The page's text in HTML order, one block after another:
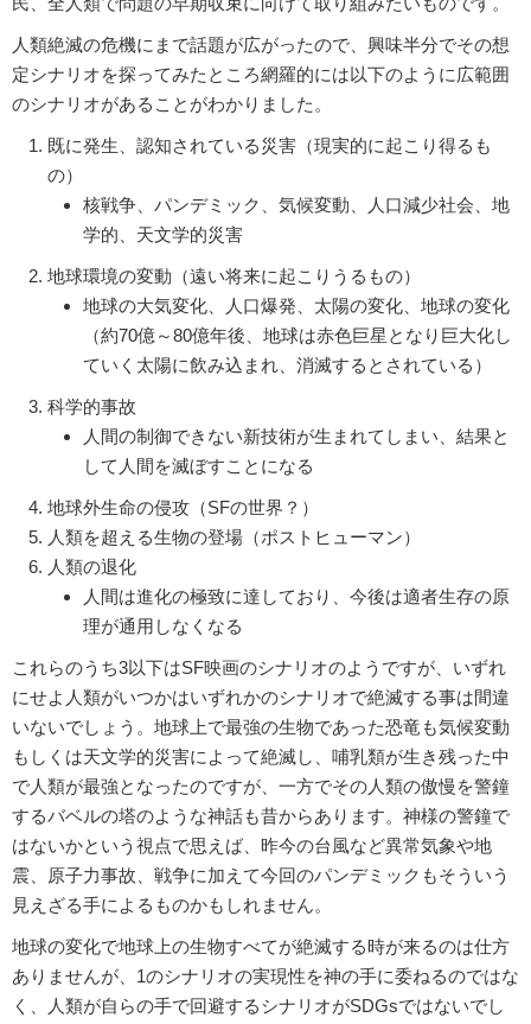
人類絶滅の危機にまで話題が広がったので、興味半分でその想
定シナリオを探ってみたところ網羅的には以下のように広範囲
のシナリオがあることがわかりました。
既に発生、認知されている災害（現実的に起こり得るも
の）
核戦争、パンデミック、気候変動、人口減少社会、地
学的、天文学的災害
地球環境の変動（遠い将来に起こりうるもの）
地球の大気変化、人口爆発、太陽の変化、地球の変化
（約70億～80億年後、地球は赤色巨星となり巨大化し
ていく太陽に飲み込まれ、消滅するとされている）
科学的事故
人間の制御できない新技術が生まれてしまい、結果と
して人間を滅ぼすことになる
地球外生命の侵攻（SFの世界？）
人類を超える生物の登場（ポストヒューマン）
人類の退化
人間は進化の極致に達しており、今後は適者生存の原
理が通用しなくなる
これらのうち3以下はSF映画のシナリオのようですが、いずれ
にせよ人類がいつかはいずれかのシナリオで絶滅する事は間違
いないでしょう。地球上で最強の生物であった恐竜も気候変動
もしくは天文学的災害によって絶滅し、哺乳類が生き残った中
で人類が最強となったのですが、一方でその人類の傲慢を警鐘
するバベルの塔のような神話も昔からあります。神様の警鐘で
はないかという視点で思えば、昨今の台風など異常気象や地
震、原子力事故、戦争に加えて今回のパンデミックもそういう
見えざる手によるものかもしれません。
地球の変化で地球上の生物すべてが絶滅する時が来るのは仕方
ありませんが、1のシナリオの実現性を神の手に委ねるのではな
く、人類が自らの手で回避するシナリオがSDGsではないでし